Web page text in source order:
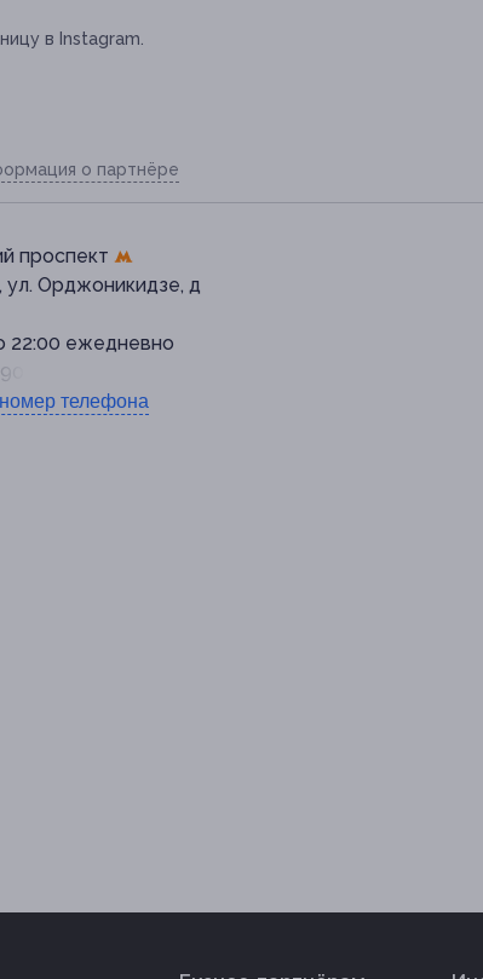
в Instagram.
о партнёре
проспект
ул. Орджоникидзе, д
22:00 ежедневно
39-93
телефона